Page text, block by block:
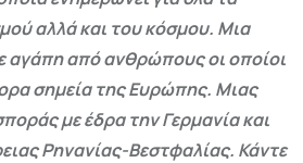
αλλά και του κόσμου. Μια
αγάπη από ανθρώπους οι οποίοι
σημεία της Ευρώπης. Μιας
με έδρα την Γερμανία και
Ρηνανίας-Βεστφαλίας. Κάντε